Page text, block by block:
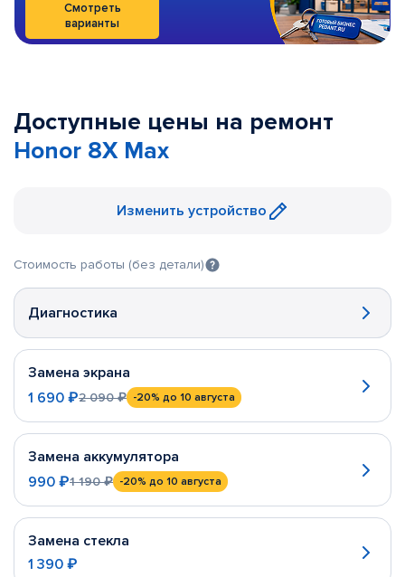
Смотреть
варианты
Доступные цены на ремонт
Honor 8X Max
Изменить устройство
Стоимость работы (без детали)
Диагностика
Замена экрана
1 690 ₽2 090 ₽ -20% до 10 августа
Замена аккумулятора
990 ₽1 190 ₽ -20% до 10 августа
Замена стекла
1 390 ₽